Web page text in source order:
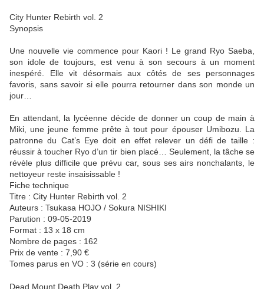
City Hunter Rebirth vol. 2
Synopsis
Une nouvelle vie commence pour Kaori ! Le grand Ryo Saeba,
son idole de toujours, est venu à son secours à un moment
inespéré. Elle vit désormais aux côtés de ses personnages
favoris, sans savoir si elle pourra retourner dans son monde un
jour…
En attendant, la lycéenne décide de donner un coup de main à
Miki, une jeune femme prête à tout pour épouser Umibozu. La
patronne du Cat’s Eye doit en effet relever un défi de taille :
réussir à toucher Ryo d’un tir bien placé… Seulement, la tâche se
révèle plus difficile que prévu car, sous ses airs nonchalants, le
nettoyeur reste insaisissable !
Fiche technique
Titre : City Hunter Rebirth vol. 2
Auteurs : Tsukasa HOJO / Sokura NISHIKI
Parution : 09-05-2019
Format : 13 x 18 cm
Nombre de pages : 162
Prix de vente : 7,90 €
Tomes parus en VO : 3 (série en cours)
Dead Mount Death Play vol. 2